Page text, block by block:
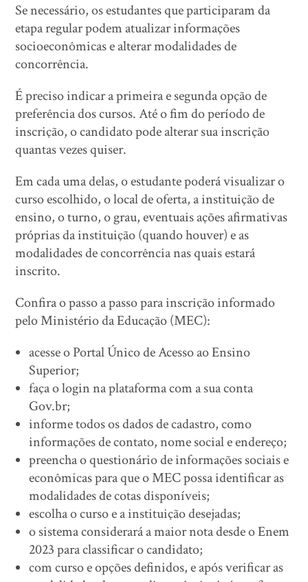
Se necessário, os estudantes que participaram da
etapa regular podem atualizar informações
socioeconômicas e alterar modalidades de
concorrência.
É preciso indicar a primeira e segunda opção de
preferência dos cursos. Até o fim do período de
inscrição, o candidato pode alterar sua inscrição
quantas vezes quiser.
Em cada uma delas, o estudante poderá visualizar o
curso escolhido, o local de oferta, a instituição de
ensino, o turno, o grau, eventuais ações afirmativas
próprias da instituição (quando houver) e as
modalidades de concorrência nas quais estará
inscrito.
Confira o passo a passo para inscrição informado
pelo Ministério da Educação (MEC):
acesse o Portal Único de Acesso ao Ensino
Superior;
faça o login na plataforma com a sua conta
Gov.br;
informe todos os dados de cadastro, como
informações de contato, nome social e endereço;
preencha o questionário de informações sociais e
econômicas para que o MEC possa identificar as
modalidades de cotas disponíveis;
escolha o curso e a instituição desejadas;
o sistema considerará a maior nota desde o Enem
2023 para classificar o candidato;
com curso e opções definidos, e após verificar as